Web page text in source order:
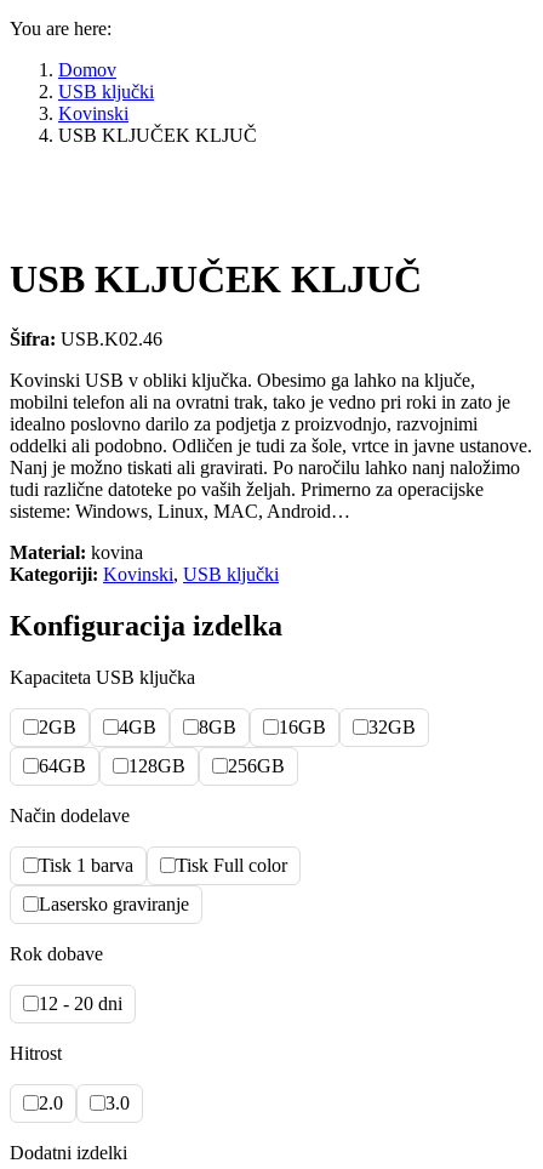
You are here:
Domov
USB ključki
Kovinski
USB KLJUČEK KLJUČ
USB KLJUČEK KLJUČ
Šifra: USB.K02.46
Kovinski USB v obliki ključka. Obesimo ga lahko na ključe,
mobilni telefon ali na ovratni trak, tako je vedno pri roki in zato je
idealno poslovno darilo za podjetja z proizvodnjo, razvojnimi
oddelki ali podobno. Odličen je tudi za šole, vrtce in javne ustanove.
Nanj je možno tiskati ali gravirati. Po naročilu lahko nanj naložimo
tudi različne datoteke po vaših željah. Primerno za operacijske
sisteme: Windows, Linux, MAC, Android…
Material: kovina
Kategoriji: Kovinski, USB ključki
Konfiguracija izdelka
Kapaciteta USB ključka
2GB 4GB 8GB 16GB
32GB
64GB
128GB 256GB
Način dodelave
Tisk 1 barva
Tisk Full color
Lasersko graviranje
Rok dobave
12 - 20 dni
Hitrost
2.0 3.0
Dodatni izdelki